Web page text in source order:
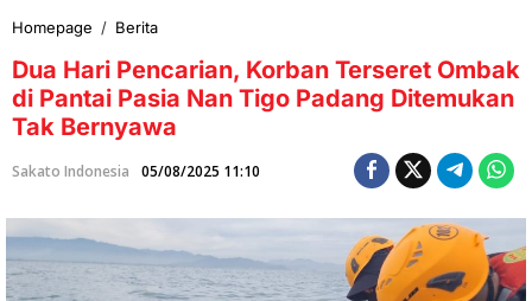
Homepage / Berita
a
H
a
r
P
n
r
Dua Hari Pencarian, Korban Terseret Ombak
di Pantai Pasia Nan Tigo Padang Ditemukan
Tak Bernyawa
Sakato Indonesia 05/08/2025 11:10